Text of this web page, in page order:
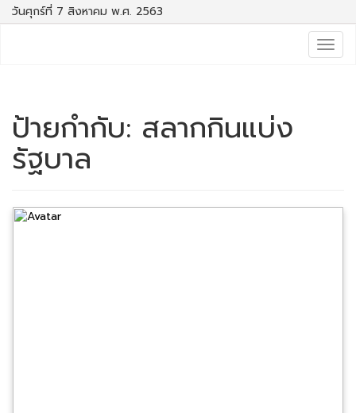
วันศุกร์ที่ 7 สิงหาคม พ.ศ. 2563
ป้ายกำกับ: สลากกินแบ่ง
รัฐบาล